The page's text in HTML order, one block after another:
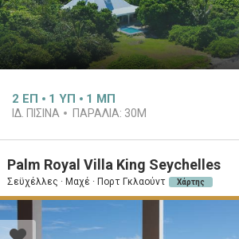
2 ΕΠ 1 ΥΠ 1 ΜΠ
ΙΔ. ΠΙΣΊΝΑ ΠΑΡΑΛΊΑ: 30M
Palm Royal Villa King Seychelles
Σεϋχέλλες · Μαχέ · Πορτ Γκλαούντ Χάρτης